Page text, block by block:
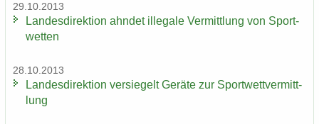
29.10.2013
Lan­des­di­rek­ti­on ahn­det il­le­ga­le Ver­mitt­lung von Sport­
wet­ten
28.10.2013
Lan­des­di­rek­ti­on ver­sie­gelt Ge­rä­te zur Sport­wett­ver­mitt­
lung